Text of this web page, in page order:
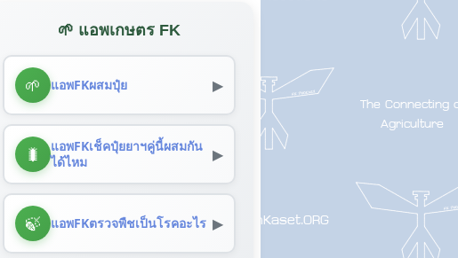
🌱 แอพเกษตร FK
🌱 แอพFKผสมปุ๋ย ▶
🐛
แอพFKเช็คปุ๋ยยาฯคู่นี้ผสมกัน
ได้ไหม
▶
🍃 แอพFKตรวจพืชเป็นโรคอะไร ▶